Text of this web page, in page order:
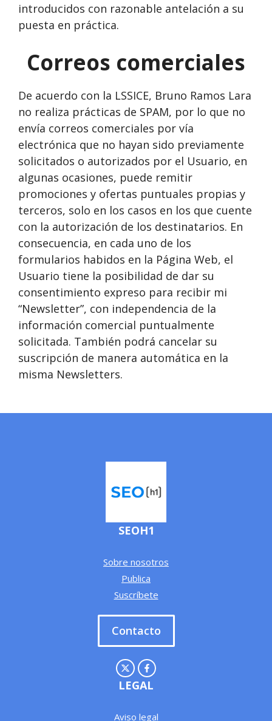
introducidos con razonable antelación a su
puesta en práctica.
Correos comerciales
De acuerdo con la LSSICE, Bruno Ramos Lara
no realiza prácticas de SPAM, por lo que no
envía correos comerciales por vía
electrónica que no hayan sido previamente
solicitados o autorizados por el Usuario, en
algunas ocasiones, puede remitir
promociones y ofertas puntuales propias y
terceros, solo en los casos en los que cuente
con la autorización de los destinatarios. En
consecuencia, en cada uno de los
formularios habidos en la Página Web, el
Usuario tiene la posibilidad de dar su
consentimiento expreso para recibir mi
“Newsletter”, con independencia de la
información comercial puntualmente
solicitada. También podrá cancelar su
suscripción de manera automática en la
misma Newsletters.
SEOH1
Sobre nosotros
Publica
Suscríbete
Contacto
LEGAL
Aviso legal